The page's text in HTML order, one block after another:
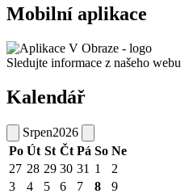
Mobilní aplikace
Sledujte informace z našeho webu
Kalendář
Srpen2026
Po Út St Čt Pá So Ne
27 28 29 30 31 1
2
3
4 5 6 7 8
9